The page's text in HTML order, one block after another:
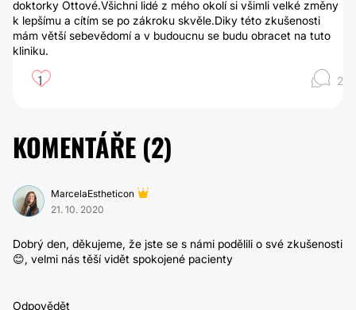
doktorky Ottové.Všichni lidé z mého okolí si všimli velké změny
k lepšímu a cítím se po zákroku skvěle.Diky této zkušenosti
mám větší sebevědomí a v budoucnu se budu obracet na tuto
kliniku.
1 2
KOMENTÁŘE (2)
MarcelaEstheticon
21. 10. 2020
Dobrý den, děkujeme, že jste se s námi podělili o své zkušenosti
😊, velmi nás těší vidět spokojené pacienty
Odpovědět